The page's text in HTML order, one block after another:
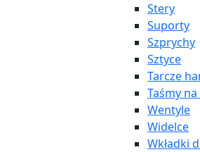
Stery
Suporty
Szprychy
Sztyce
Tarcze
Taśmy
Wentyle
Widelce
Wkładki